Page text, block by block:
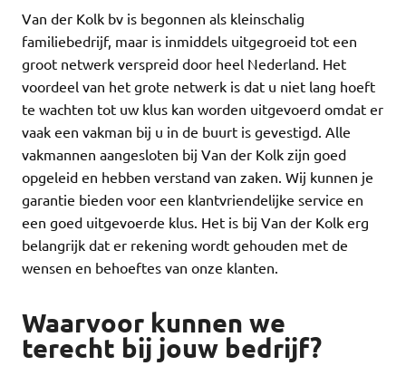
Van der Kolk bv is begonnen als kleinschalig
familiebedrijf, maar is inmiddels uitgegroeid tot een
groot netwerk verspreid door heel Nederland. Het
voordeel van het grote netwerk is dat u niet lang hoeft
te wachten tot uw klus kan worden uitgevoerd omdat er
vaak een vakman bij u in de buurt is gevestigd. Alle
vakmannen aangesloten bij Van der Kolk zijn goed
opgeleid en hebben verstand van zaken. Wij kunnen je
garantie bieden voor een klantvriendelijke service en
een goed uitgevoerde klus. Het is bij Van der Kolk erg
belangrijk dat er rekening wordt gehouden met de
wensen en behoeftes van onze klanten.
Waarvoor kunnen we
terecht bij jouw bedrijf?